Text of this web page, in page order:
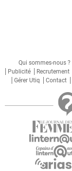
Qui sommes-nous ?
Publicité
Recrutement
Gérer Utiq
Contact